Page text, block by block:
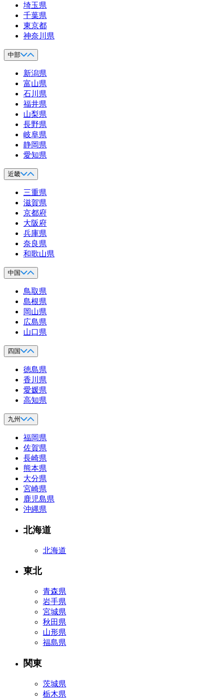
埼玉県
千葉県
東京都
神奈川県
中部
新潟県
富山県
石川県
福井県
山梨県
長野県
岐阜県
静岡県
愛知県
近畿
三重県
滋賀県
京都府
大阪府
兵庫県
奈良県
和歌山県
中国
鳥取県
島根県
岡山県
広島県
山口県
四国
徳島県
香川県
愛媛県
高知県
九州
福岡県
佐賀県
長崎県
熊本県
大分県
宮崎県
鹿児島県
沖縄県
北海道
北海道
東北
青森県
岩手県
宮城県
秋田県
山形県
福島県
関東
茨城県
栃木県